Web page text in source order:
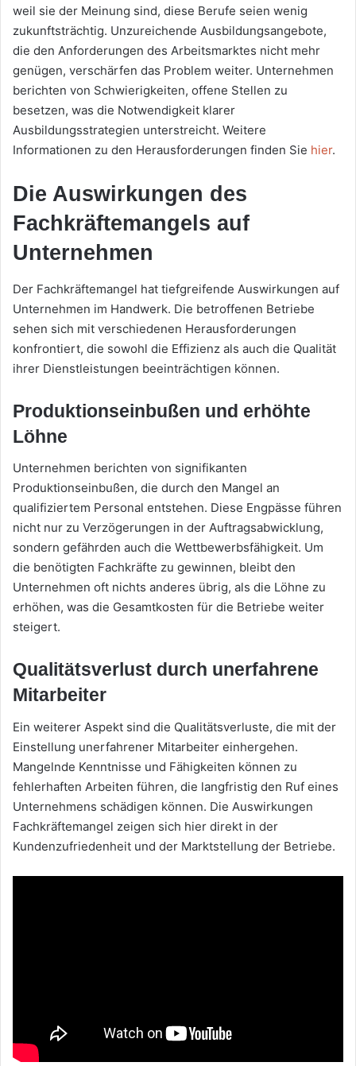
weil sie der Meinung sind, diese Berufe seien wenig
zukunftsträchtig. Unzureichende Ausbildungsangebote,
die den Anforderungen des Arbeitsmarktes nicht mehr
genügen, verschärfen das Problem weiter. Unternehmen
berichten von Schwierigkeiten, offene Stellen zu
besetzen, was die Notwendigkeit klarer
Ausbildungsstrategien unterstreicht. Weitere
Informationen zu den Herausforderungen finden Sie hier.
Die Auswirkungen des
Fachkräftemangels auf
Unternehmen
Der Fachkräftemangel hat tiefgreifende Auswirkungen auf
Unternehmen im Handwerk. Die betroffenen Betriebe
sehen sich mit verschiedenen Herausforderungen
konfrontiert, die sowohl die Effizienz als auch die Qualität
ihrer Dienstleistungen beeinträchtigen können.
Produktionseinbußen und erhöhte
Löhne
Unternehmen berichten von signifikanten
Produktionseinbußen, die durch den Mangel an
qualifiziertem Personal entstehen. Diese Engpässe führen
nicht nur zu Verzögerungen in der Auftragsabwicklung,
sondern gefährden auch die Wettbewerbsfähigkeit. Um
die benötigten Fachkräfte zu gewinnen, bleibt den
Unternehmen oft nichts anderes übrig, als die Löhne zu
erhöhen, was die Gesamtkosten für die Betriebe weiter
steigert.
Qualitätsverlust durch unerfahrene
Mitarbeiter
Ein weiterer Aspekt sind die Qualitätsverluste, die mit der
Einstellung unerfahrener Mitarbeiter einhergehen.
Mangelnde Kenntnisse und Fähigkeiten können zu
fehlerhaften Arbeiten führen, die langfristig den Ruf eines
Unternehmens schädigen können. Die Auswirkungen
Fachkräftemangel zeigen sich hier direkt in der
Kundenzufriedenheit und der Marktstellung der Betriebe.